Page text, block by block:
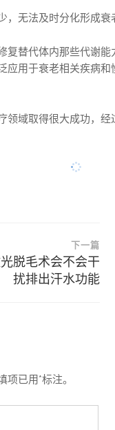
，无法及时分化形成
复替代体内那些代谢
应用于衰老相关疾病
领域取得很大成功，
下一篇
脱毛术会不会干
扰排出汗水功能
已用*标注。